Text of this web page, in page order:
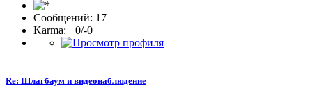
Сообщений: 17
Karma: +0/-0
Re: Шлагбаум и видеонаблюдение